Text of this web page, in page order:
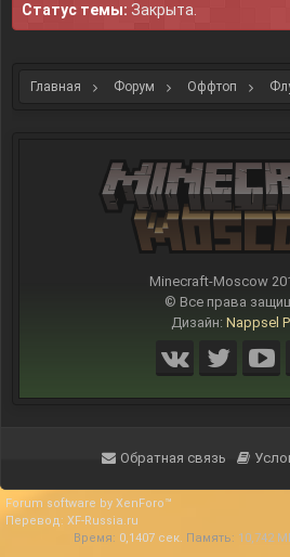
Статус темы: Закрыта.
Главная Форум Оффтоп
Minecraft-Moscow
© Все права
Дизайн: Nappsel
Обратная связь
Forum software by XenForo™
Перевод: XF-Russia.ru
Время: 0,1407 сек. Память: 10,742